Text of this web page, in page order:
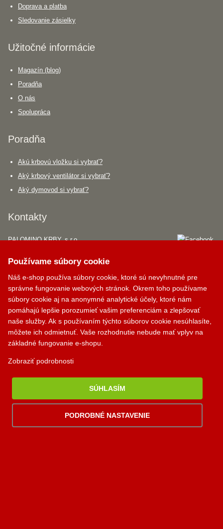
Doprava a platba
Sledovanie zásielky
Užitočné informácie
Magazín (blog)
Poradňa
O nás
Spolupráca
Poradňa
Akú krbovú vložku si vybrať?
Aký krbový ventilátor si vybrať?
Aký dymovod si vybrať?
Kontakty
PALOMINO KRBY, s.r.o.
okr. Ružomberok, 034 96
0948 949 949
palomino@palomino.sk
Možnosti dopravy
Používame súbory cookie
Náš e-shop používa súbory cookie, ktoré sú nevyhnutné pre
správne fungovanie webových stránok. Okrem toho používame
súbory cookie aj na anonymné analytické účely, ktoré nám
pomáhajú lepšie porozumieť vašim preferenciám a zlepšovať
naše služby. Ak s používaním týchto súborov cookie nesúhlasíte,
môžete ich odmietnuť. Vaše rozhodnutie nebude mať vplyv na
základné fungovanie e-shopu.
Zobraziť podrobnosti
SÚHLASÍM
PODROBNÉ NASTAVENIE
Inteligentný krbový asistent